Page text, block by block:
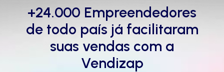
+24.000 Empreendedores
de todo país já facilitaram
suas vendas com a
Vendizap